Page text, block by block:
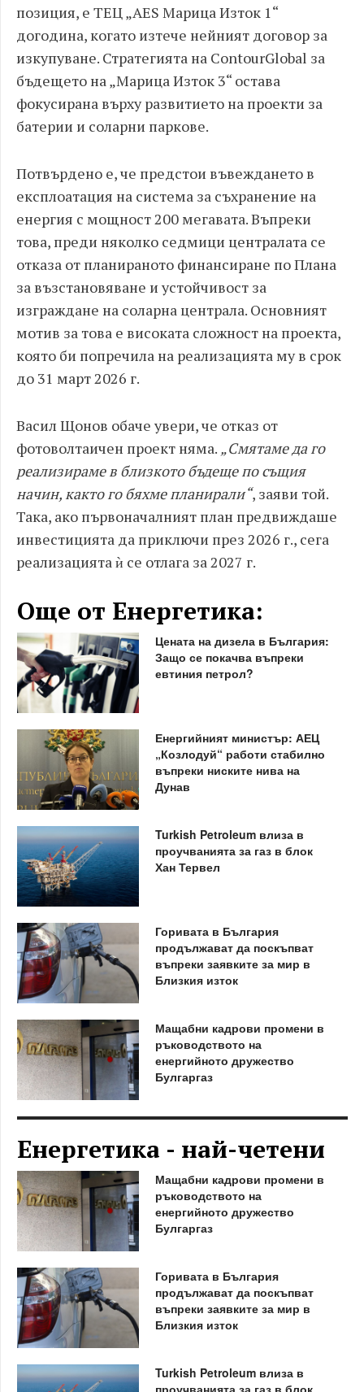
позиция, е ТЕЦ „AES Марица Изток 1“
догодина, когато изтече нейният договор за
изкупуване. Стратегията на ContourGlobal за
бъдещето на „Марица Изток 3“ остава
фокусирана върху развитието на проекти за
батерии и соларни паркове.
Потвърдено е, че предстои въвеждането в
експлоатация на система за съхранение на
енергия с мощност 200 мегавата. Въпреки
това, преди няколко седмици централата се
отказа от планираното финансиране по Плана
за възстановяване и устойчивост за
изграждане на соларна централа. Основният
мотив за това е високата сложност на проекта,
която би попречила на реализацията му в срок
до 31 март 2026 г.
Васил Щонов обаче увери, че отказ от
фотоволтаичен проект няма. „Смятаме да го
реализираме в близкото бъдеще по същия
начин, както го бяхме планирали“, заяви той.
Така, ако първоначалният план предвиждаше
инвестицията да приключи през 2026 г., сега
реализацията ѝ се отлага за 2027 г.
Още от Енергетика:
Цената на дизела в България:
Защо се покачва въпреки
евтиния петрол?
Енергийният министър: АЕЦ
„Козлодуй“ работи стабилно
въпреки ниските нива на
Дунав
Turkish Petroleum влиза в
проучванията за газ в блок
Хан Тервел
Горивата в България
продължават да поскъпват
въпреки заявките за мир в
Близкия изток
Мащабни кадрови промени в
ръководството на
енергийното дружество
Булгаргаз
Енергетика - най-четени
Мащабни кадрови промени в
ръководството на
енергийното дружество
Булгаргаз
Горивата в България
продължават да поскъпват
въпреки заявките за мир в
Близкия изток
Turkish Petroleum влиза в
проучванията за газ в блок